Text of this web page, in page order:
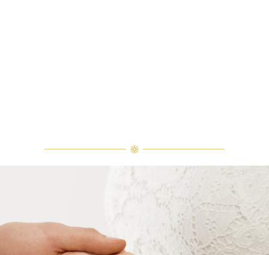
Classic Winston祖母绿型切工订婚戒指叠戴于Winston Truly戒指